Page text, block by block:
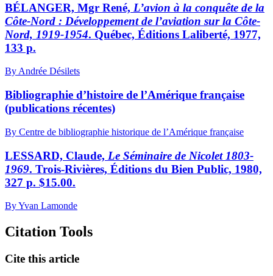
BÉLANGER, Mgr René, L’avion à la conquête de la
Côte-Nord : Développement de l’aviation sur la Côte-
Nord, 1919-1954. Québec, Éditions Laliberté, 1977,
133 p.
By Andrée Désilets
Bibliographie d’histoire de l’Amérique française
(publications récentes)
By Centre de bibliographie historique de l’Amérique française
LESSARD, Claude, Le Séminaire de Nicolet 1803-
1969. Trois-Rivières, Éditions du Bien Public, 1980,
327 p. $15.00.
By Yvan Lamonde
Citation Tools
Cite this article